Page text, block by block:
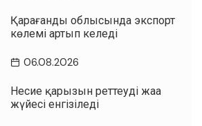
Қарағанды облысында экспорт
көлемі артып келеді
06.08.2026
Несие қарызын реттеудің жаңа
жүйесі енгізіледі